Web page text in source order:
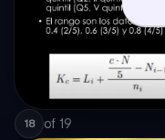
18 of 19